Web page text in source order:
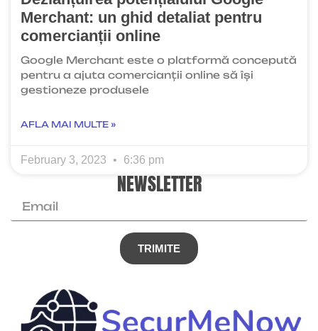
NEWSLETTER
TRIMITE
Merchant: un ghid detaliat pentru
comercianții online
Google Merchant este o platformă concepută
pentru a ajuta comercianții online să își
gestioneze produsele
AFLA MAI MULTE »
February 3, 2023 6:36 pm